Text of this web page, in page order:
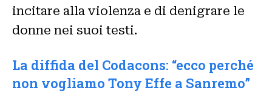
incitare alla violenza e di denigrare le
donne nei suoi testi.
La diffida del Codacons: “ecco perché
non vogliamo Tony Effe a Sanremo”